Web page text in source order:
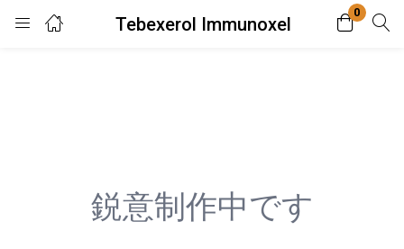
Tebexerol Immunoxel
0
Login
鋭意制作中です